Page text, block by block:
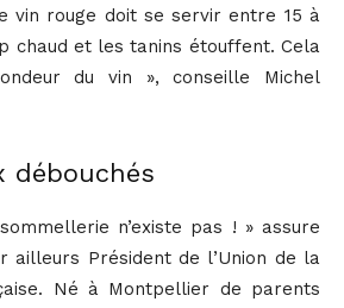
vin rouge doit se servir entre 15 à
chaud et les tanins étouffent. Cela
du vin », conseille Michel
débouchés
n’existe pas ! » assure
ailleurs Président de l’Union de la
Né à Montpellier de parents